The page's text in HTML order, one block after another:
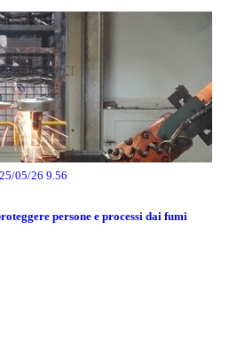
25/05/26 9.56
persone e processi dai fumi